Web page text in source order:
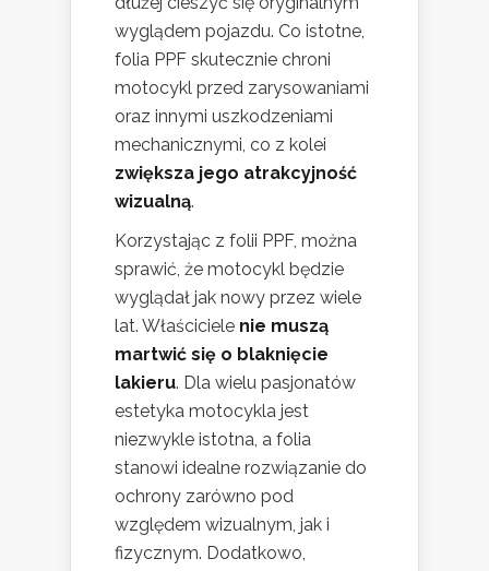
wyglądem pojazdu. Co istotne,
folia PPF skutecznie chroni
motocykl przed zarysowaniami
oraz innymi uszkodzeniami
mechanicznymi, co z kolei
zwiększa jego atrakcyjność
wizualną.
Korzystając z folii PPF, można
sprawić, że motocykl będzie
wyglądał jak nowy przez wiele
lat. Właściciele nie muszą
martwić się o blaknięcie
lakieru. Dla wielu pasjonatów
estetyka motocykla jest
niezwykle istotna, a folia
stanowi idealne rozwiązanie do
ochrony zarówno pod
względem wizualnym, jak i
fizycznym. Dodatkowo,